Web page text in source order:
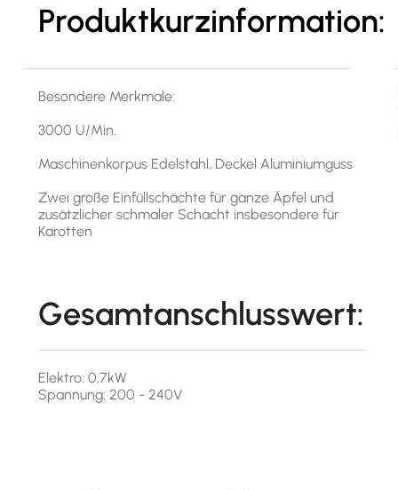
Produktkurzinformation:
Besondere Merkmale:
3000 U/Min.
Maschinenkorpus Edelstahl, Deckel Aluminiumguss
Zwei große Einfüllschächte für ganze Äpfel und
zusätzlicher schmaler Schacht insbesondere für
Karotten
Gesamtanschlusswert:
Elektro: 0,7kW
Spannung: 200 - 240V